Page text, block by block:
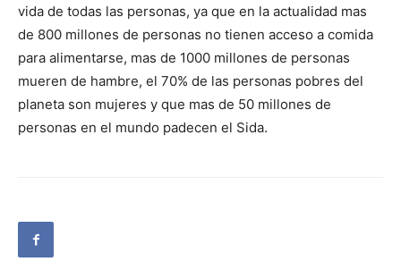
vida de todas las personas, ya que en la actualidad mas
de 800 millones de personas no tienen acceso a comida
para alimentarse, mas de 1000 millones de personas
mueren de hambre, el 70% de las personas pobres del
planeta son mujeres y que mas de 50 millones de
personas en el mundo padecen el Sida.